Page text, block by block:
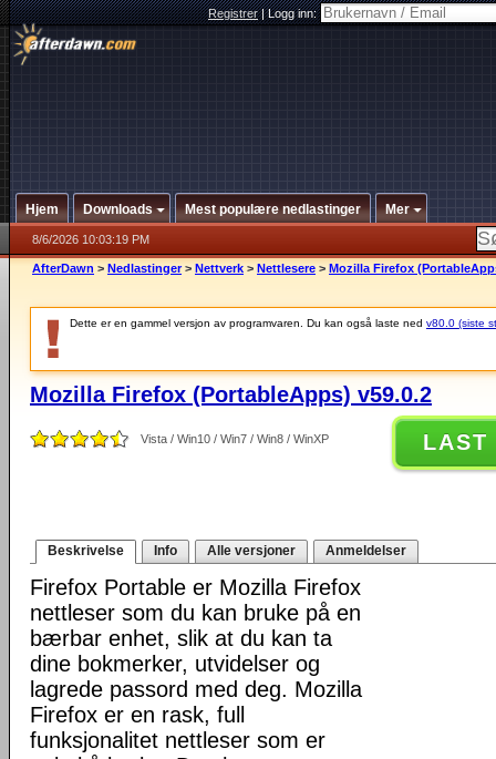
Registrer|Logg inn:
Hjem Downloads Mest populære nedlastinger Mer
8/6/2026 10:03:19 PM
AfterDawn > Nedlastinger > Nettverk > Nettlesere > Mozilla Firefox
Dette er en gammel versjon av programvaren. Du kan også laste ned v80.0 (siste
Mozilla Firefox (PortableApps) v59.0.2
Vista / Win10 / Win7 / Win8 / WinXP LAST
Beskrivelse Info Alle versjoner Anmeldelser
Firefox Portable er Mozilla Firefox
nettleser som du kan bruke på en
bærbar enhet, slik at du kan ta
dine bokmerker, utvidelser og
lagrede passord med deg. Mozilla
Firefox er en rask, full
funksjonalitet nettleser som er